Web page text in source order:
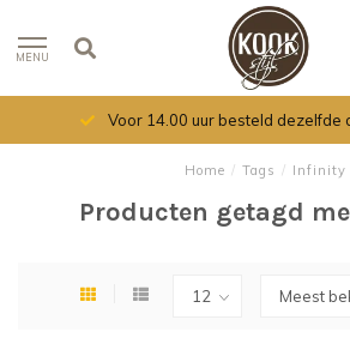
MENU
Voor 14.00 uur besteld dezelfde
Home / Tags / Infinity
Producten getagd